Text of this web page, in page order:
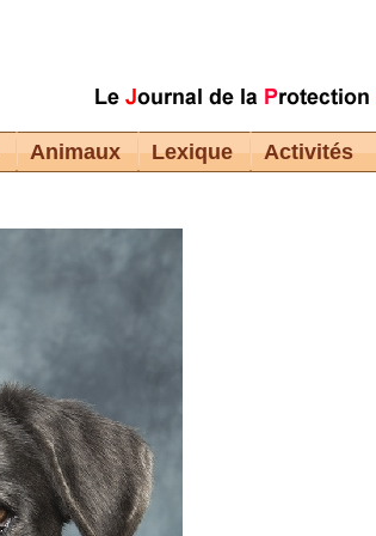
Animaux Lexique Activités